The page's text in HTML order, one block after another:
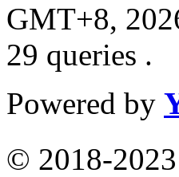
GMT+8,
29 queries .
Powered by
© 2018-2023